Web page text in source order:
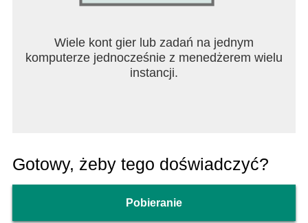
Wiele kont gier lub zadań na jednym
komputerze jednocześnie z menedżerem wielu
instancji.
Gotowy, żeby tego doświadczyć?
Pobieranie